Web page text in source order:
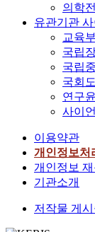
의학
유관기관
교육
국립
국립
국회
연구
사이
이용약관
개인정보처
개인정보 재
기관소개
저작물 게